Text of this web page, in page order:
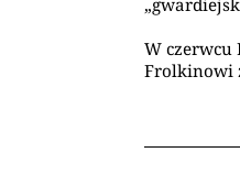
W czerwcu
Frolkinowi